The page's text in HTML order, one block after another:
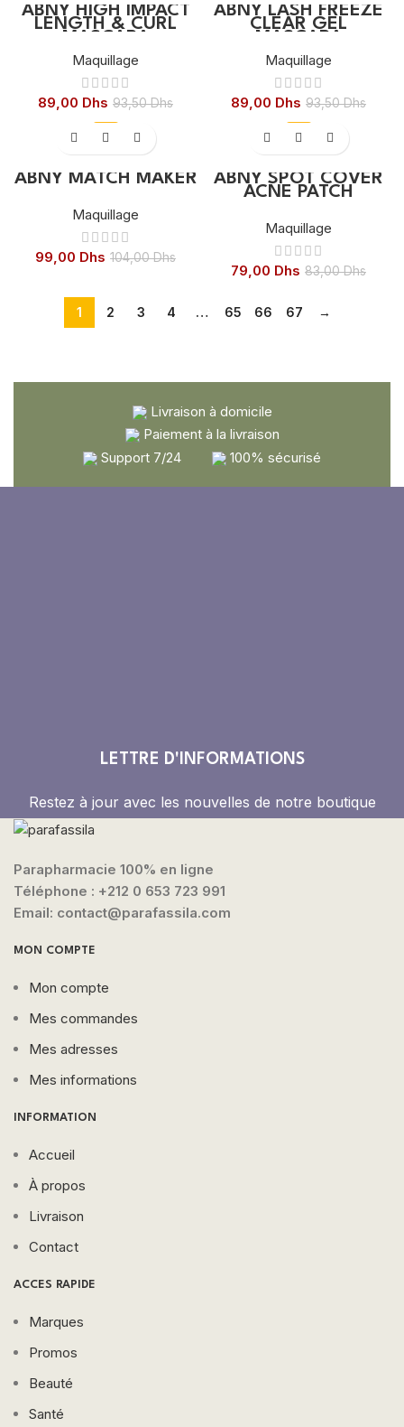
ABNY HIGH IMPACT
LENGTH & CURL
MASCARA
Maquillage
89,00 Dhs 93,50Dhs
ABNY LASH FREEZE
CLEAR GEL
MASCARA
Maquillage
89,00 Dhs 93,50Dhs
-5%
ABNY MATCH MAKER
Maquillage
99,00 Dhs 104,00Dhs
-5%
ABNY SPOT COVER
ACNE PATCH
Maquillage
79,00 Dhs 83,00Dhs
1 2 3 4 … 65 66 67 →
Livraison à domicile
Paiement à la livraison
Support 7/24
100% sécurisé
LETTRE D'INFORMATIONS
Restez à jour avec les nouvelles de notre boutique
Parapharmacie 100% en ligne
Téléphone : +212 0 653 723 991
Email: contact@parafassila.com
MON COMPTE
Mon compte
Mes commandes
Mes adresses
Mes informations
INFORMATION
Accueil
À propos
Livraison
Contact
ACCES RAPIDE
Marques
Promos
Beauté
Santé